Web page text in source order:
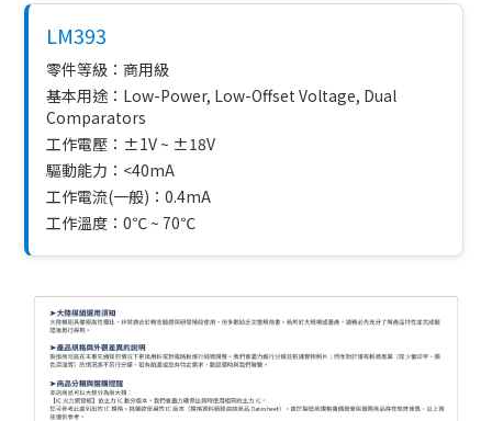
LM393
零件等級：商用級
基本用途：Low-Power, Low-Offset Voltage, Dual
Comparators
工作電壓：±1V ~ ±18V
驅動能力：<40mA
工作電流(一般)：0.4mA
工作溫度：0℃ ~ 70℃